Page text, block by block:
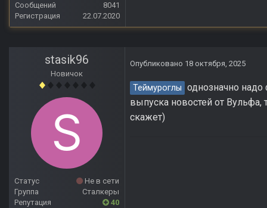
Сообщений
8041
Регистрация
22.07.2020
stasik96
Новичок
Статус
Не в сети
Группа
Сталкеры
Репутация
40
Опубликовано 18 октября, 2025
Теймуроглы однозначно надо
выпуска новостей от Вульфа,
скажет)